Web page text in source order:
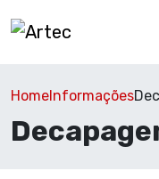
HomeInformações